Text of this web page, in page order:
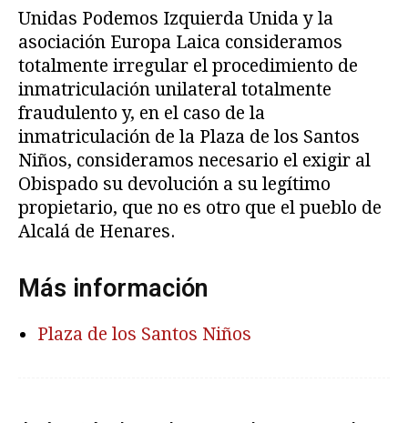
Unidas Podemos Izquierda Unida y la
asociación Europa Laica consideramos
totalmente irregular el procedimiento de
inmatriculación unilateral totalmente
fraudulento y, en el caso de la
inmatriculación de la Plaza de los Santos
Niños, consideramos necesario el exigir al
Obispado su devolución a su legítimo
propietario, que no es otro que el pueblo de
Alcalá de Henares.
Más información
Plaza de los Santos Niños